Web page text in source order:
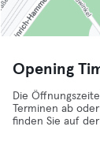
Opening
Die
Terminen ab
finden Sie auf